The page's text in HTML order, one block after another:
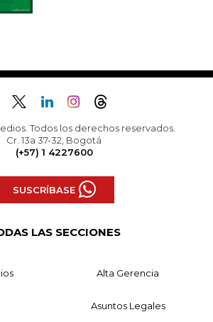
Todos los derechos reservados.
Cr. 13a 37-32, Bogotá
(+57) 1 4227600
SUSCRÍBASE
LAS SECCIONES
Alta Gerencia
Asuntos Legales